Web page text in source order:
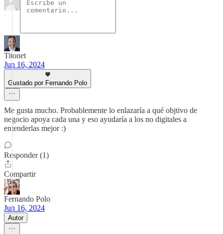
Titonet
Jun 16, 2024
Gustado por Fernando Polo
Me gusta mucho. Probablemente lo enlazaría a qué objtivo de
negocio apoya cada una y eso ayudaría a los no digitales a
entenderlas mejor :)
Responder (1)
Compartir
Fernando Polo
Jun 16, 2024
Autor